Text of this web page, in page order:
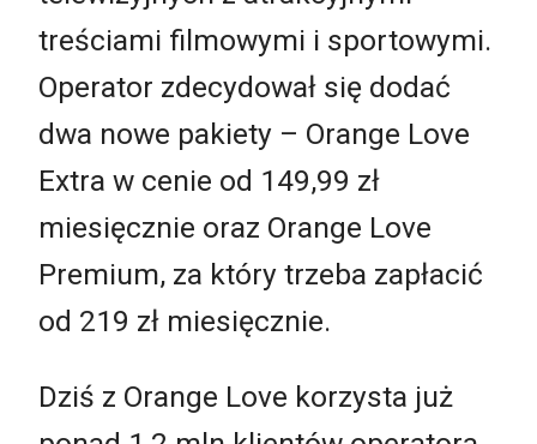
treściami filmowymi i sportowymi.
Operator zdecydował się dodać
dwa nowe pakiety – Orange Love
Extra w cenie od 149,99 zł
miesięcznie oraz Orange Love
Premium, za który trzeba zapłacić
od 219 zł miesięcznie.
Dziś z Orange Love korzysta już